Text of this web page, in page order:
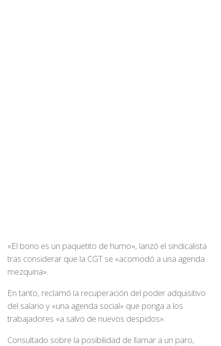
«El bono es un paquetito de humo», lanzó el sindicalista
tras considerar que la CGT se «acomodó a una agenda
mezquina».
En tanto, reclamó la recuperación del poder adquisitivo
del salario y «una agenda social» que ponga a los
trabajadores «a salvo de nuevos despidos».
Consultado sobre la posibilidad de llamar a un paro,